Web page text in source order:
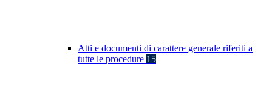
Atti e documenti di carattere generale riferiti a
tutte le procedure 15